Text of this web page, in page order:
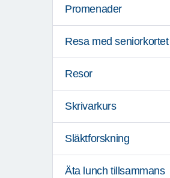
Promenader
Resa med seniorkortet
Resor
Skrivarkurs
Släktforskning
Äta lunch tillsammans